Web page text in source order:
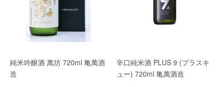
純米吟醸酒 萬坊 720ml 亀萬酒
造
辛口純米酒 PLUS 9 (プラスキ
ュー) 720ml 亀萬酒造